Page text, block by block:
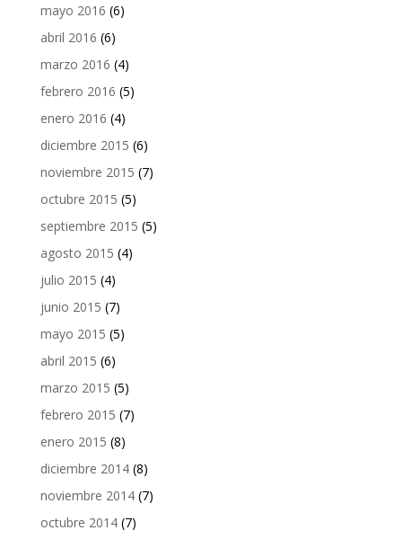
mayo 2016 (6)
abril 2016 (6)
marzo 2016 (4)
febrero 2016 (5)
enero 2016 (4)
diciembre 2015 (6)
noviembre 2015 (7)
octubre 2015 (5)
septiembre 2015 (5)
agosto 2015 (4)
julio 2015 (4)
junio 2015 (7)
mayo 2015 (5)
abril 2015 (6)
marzo 2015 (5)
febrero 2015 (7)
enero 2015 (8)
diciembre 2014(8)
noviembre 2014(7)
octubre 2014(7)